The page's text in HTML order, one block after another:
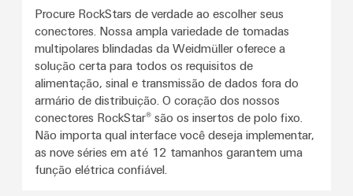
Procure RockStars de verdade ao escolher seus
conectores. Nossa ampla variedade de tomadas
multipolares blindadas da Weidmüller oferece a
solução certa para todos os requisitos de
alimentação, sinal e transmissão de dados fora do
armário de distribuição. O coração dos nossos
conectores RockStar® são os insertos de polo fixo.
Não importa qual interface você deseja implementar,
as nove séries em até 12 tamanhos garantem uma
função elétrica confiável.